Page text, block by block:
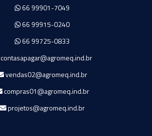
66 99901-7049
66 99915-0240
66 99725-0833
contasapagar@agromeq.ind.br
vendas02@agromeq.ind.br
compras01@agromeq.ind.br
projetos@agromeq.ind.br